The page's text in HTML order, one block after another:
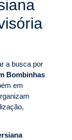
a busca por
Bombinhas
em